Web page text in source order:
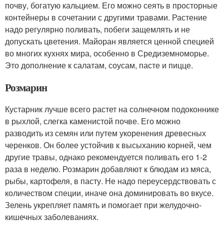
почву, богатую кальцием. Его можно сеять в просторные
контейнеры в сочетании с другими травами. Растение
надо регулярно поливать, побеги защемлять и не
допускать цветения. Майоран является ценной специей
во многих кухнях мира, особенно в Средиземноморье.
Это дополнение к салатам, соусам, пасте и пицце.
Розмарин
Кустарник лучше всего растет на солнечном подоконнике
в рыхлой, слегка каменистой почве. Его можно
разводить из семян или путем укоренения древесных
черенков. Он более устойчив к высыханию корней, чем
другие травы, однако рекомендуется поливать его 1-2
раза в неделю. Розмарин добавляют к блюдам из мяса,
рыбы, картофеля, в пасту. Не надо переусердствовать с
количеством специи, иначе она доминировать во вкусе.
Зелень укрепляет память и помогает при желудочно-
кишечных заболеваниях.